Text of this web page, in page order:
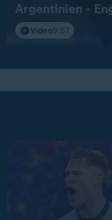
Argentinien -
Video9:57